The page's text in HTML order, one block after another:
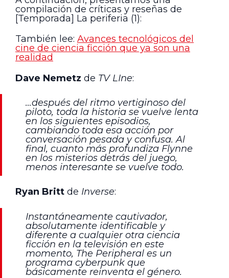
compilación de críticas y reseñas de
[Temporada] La periferia (1):
También lee: Avances tecnológicos del
cine de ciencia ficción que ya son una
realidad
Dave Nemetz de TV LIne:
…después del ritmo vertiginoso del
piloto, toda la historia se vuelve lenta
en los siguientes episodios,
cambiando toda esa acción por
conversación pesada y confusa. Al
final, cuanto más profundiza Flynne
en los misterios detrás del juego,
menos interesante se vuelve todo.
Ryan Britt de Inverse:
Instantáneamente cautivador,
absolutamente identificable y
diferente a cualquier otra ciencia
ficción en la televisión en este
momento, The Peripheral es un
programa cyberpunk que
básicamente reinventa el género.